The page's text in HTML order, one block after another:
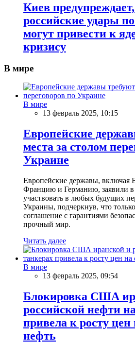
Киев
российские удары
могут привести к
кризису
В мире
В мире
13 февраль 2025, 10:15
Европейские
места за столом
Украине
Европейские державы, включая
Францию и Германию, заявили
участвовать в любых будущих
Украины, подчеркнув, что
соглашение с гарантиями
прочный мир.
Читать далее
В мире
13 февраль 2025, 09:54
Блокировка США
российской нефти
привела к росту
нефть